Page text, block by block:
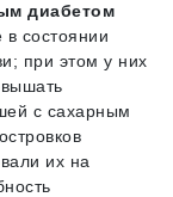
диабетом
состоянии
при этом у них
с сахарным
их на